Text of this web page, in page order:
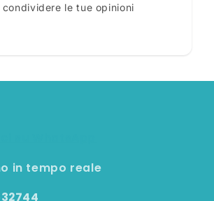
condividere le tue opinioni
in tempo reale